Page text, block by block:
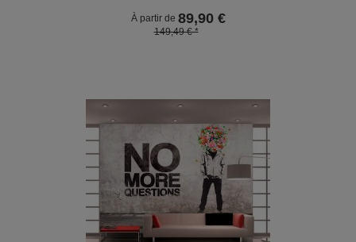
À partir de 89,90€
149,49 € *